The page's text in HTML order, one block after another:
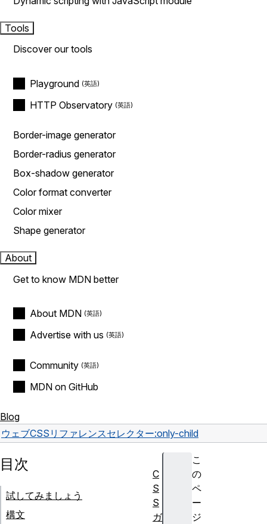
Tools
Discover our tools
Playground
HTTP Observatory
Border-image generator
Border-radius generator
Box-shadow generator
Color format converter
Color mixer
Shape generator
About
Get to know MDN better
About MDN
Advertise with us
Community
MDN on GitHub
Blog
ウェブCSS リファレンスセレクター:only-child
こ
の
ペ
ー
ジ
目次
試してみましょう
構文
C
S
S
ガ